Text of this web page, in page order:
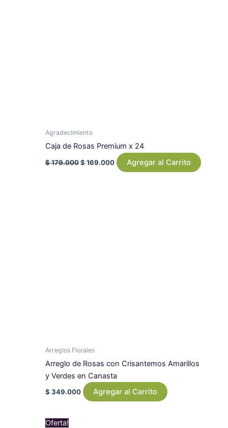
Agradecimiento
Caja de Rosas Premium x 24
$179.000 $ 169.000 Agregar al Carrito
Arreglos Florales
Arreglo de Rosas con Crisantemos Amarillos
y Verdes en Canasta
$ 349.000 Agregar al Carrito
Oferta!